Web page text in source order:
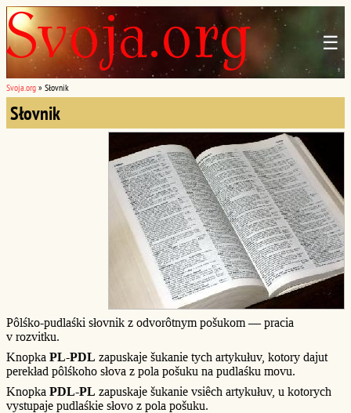
☰
Svoja.org » Słovnik
Słovnik
Pôlśko-pudlaśki słovnik z odvorôtnym pošukom — pracia
v rozvitku.
Knopka PL-PDL zapuskaje šukanie tych artykułuv, kotory dajut
perekład pôlśkoho słova z pola pošuku na pudlaśku movu.
Knopka PDL-PL zapuskaje šukanie vsiêch artykułuv, u kotorych
vystupaje pudlaśkie słovo z pola pošuku.